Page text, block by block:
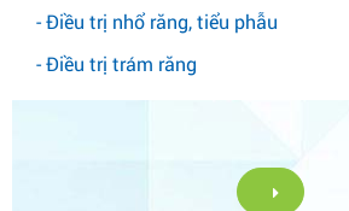
- Điều trị nhổ răng, tiểu phẫu
- Điều trị trám răng